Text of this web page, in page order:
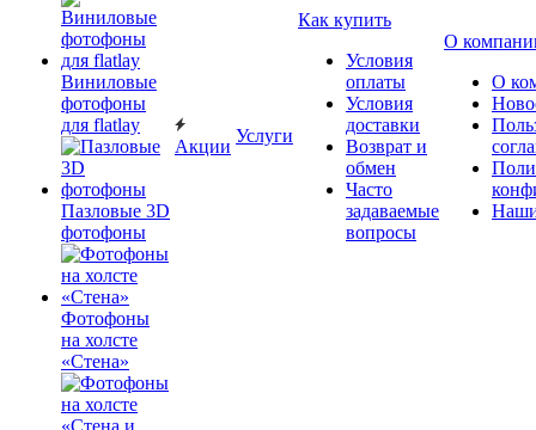
Виниловые
фотофоны
для flatlay
Пазловые 3D
фотофоны
Фотофоны
на холсте
«Стена»
Акции
Услуги
Как купить
Условия
оплаты
Условия
доставки
Возврат и
обмен
Часто
задаваемые
вопросы
О
О